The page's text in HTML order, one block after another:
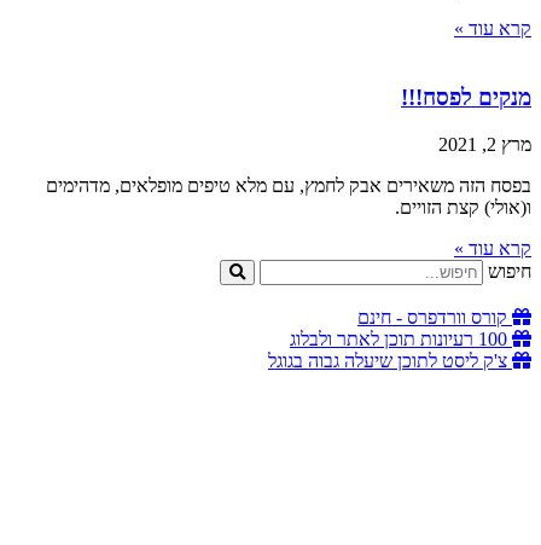
קרא עוד »
מנקים לפסח!!!
מרץ 2, 2021
בפסח הזה משאירים אבק לחמץ, עם מלא טיפים מופלאים, מדהימים
ו(אולי) קצת הזויים.
קרא עוד »
חיפוש
קורס וורדפרס - חינם
100 רעיונות תוכן לאתר ולבלוג
צ'ק ליסט לתוכן שיעלה גבוה בגוגל